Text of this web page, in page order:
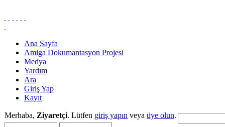
Ana Sayfa
Amiga Dokumantasyon Projesi
Medya
Yardım
Ara
Giriş Yap
Kayıt
Merhaba, Ziyaretçi. Lütfen giriş yapın veya üye olun.